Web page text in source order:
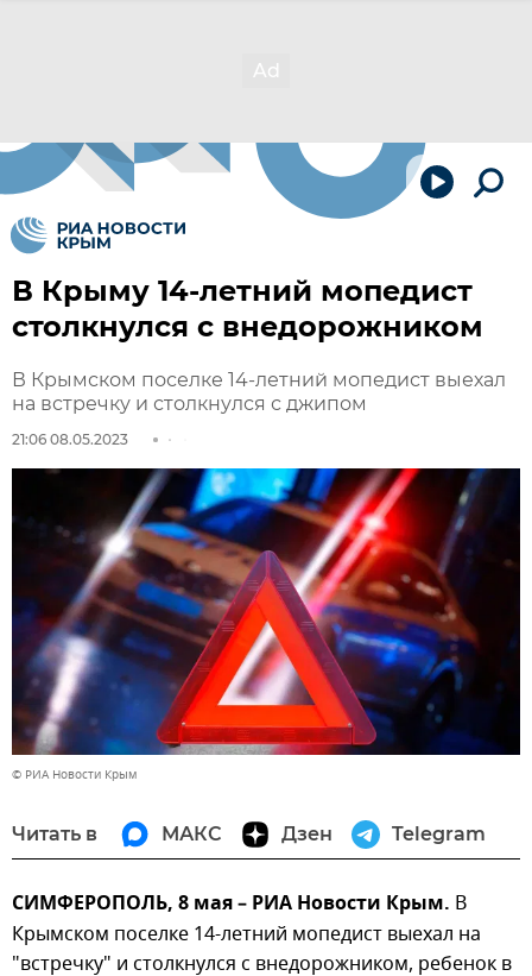
В Крыму 14-летний мопедист
столкнулся с внедорожником
В Крымском поселке 14-летний мопедист выехал
на встречку и столкнулся с джипом
21:06 08.05.2023
© РИА Новости Крым
Читать в МАКС Дзен Telegram
СИМФЕРОПОЛЬ, 8 мая – РИА Новости Крым. В
Крымском поселке 14-летний мопедист выехал на
"встречку" и столкнулся с внедорожником, ребенок в